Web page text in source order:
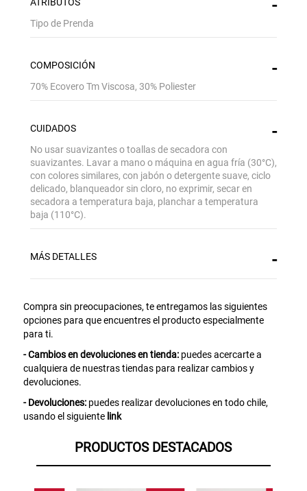
ATRIBUTOS
Tipo de Prenda
COMPOSICIÓN
70% Ecovero Tm Viscosa, 30% Poliester
CUIDADOS
No usar suavizantes o toallas de secadora con
suavizantes. Lavar a mano o máquina en agua fría (30°C),
con colores similares, con jabón o detergente suave, ciclo
delicado, blanqueador sin cloro, no exprimir, secar en
secadora a temperatura baja, planchar a temperatura
baja (110°C).
MÁS DETALLES
Compra sin preocupaciones, te entregamos las siguientes
opciones para que encuentres el producto especialmente
para ti.
- Cambios en devoluciones en tienda:puedes acercarte a
cualquiera de nuestras tiendas para realizar cambios y
devoluciones.
- Devoluciones:puedes realizar devoluciones en todo chile,
usando el siguiente link
PRODUCTOS DESTACADOS
Gracias por inscribirte!
compra. Valido por 72 hrs.